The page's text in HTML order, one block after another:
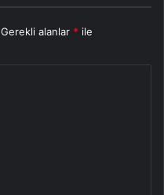
Gerekli alanlar * ile